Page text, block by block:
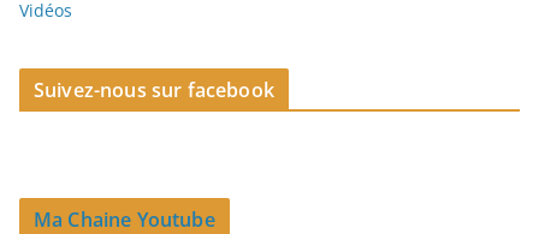
Vidéos
Suivez-nous sur facebook
Ma Chaine Youtube